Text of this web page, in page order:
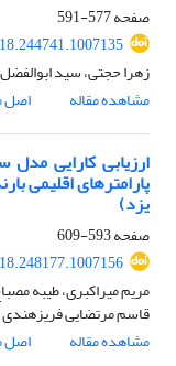
صفحه577-591
زهرا حجتی، سید
مشاهده مقاله
اصل
پارامترهای اقلیمی
یزد)
صفحه593-609
مریم میراکبری، طیبه
قاسم مرتضایی فریزهندی
مشاهده مقاله
اصل